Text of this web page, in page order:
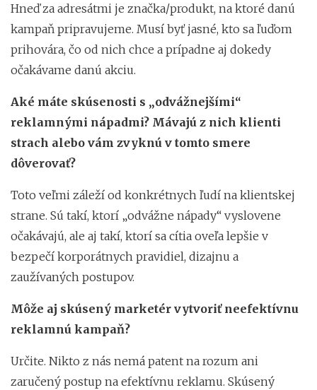
Hneď za adresátmi je značka/produkt, na ktoré danú
kampaň pripravujeme. Musí byť jasné, kto sa ľuďom
prihovára, čo od nich chce a prípadne aj dokedy
očakávame danú akciu.
Aké máte skúsenosti s „odvážnejšími“
reklamnými nápadmi? Mávajú z nich klienti
strach alebo vám zvyknú v tomto smere
dôverovať?
Toto veľmi záleží od konkrétnych ľudí na klientskej
strane. Sú takí, ktorí „odvážne nápady“ vyslovene
očakávajú, ale aj takí, ktorí sa cítia oveľa lepšie v
bezpečí korporátnych pravidiel, dizajnu a
zaužívaných postupov.
Môže aj skúsený marketér vytvoriť neefektívnu
reklamnú kampaň?
Určite. Nikto z nás nemá patent na rozum ani
zaručený postup na efektívnu reklamu. Skúsený